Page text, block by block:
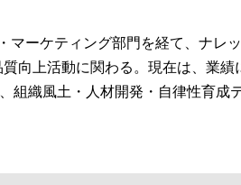
マーケティング部門を経て、ナレ
向上活動に関わる。現在は、業績
組織風土・人材開発・自律性育成